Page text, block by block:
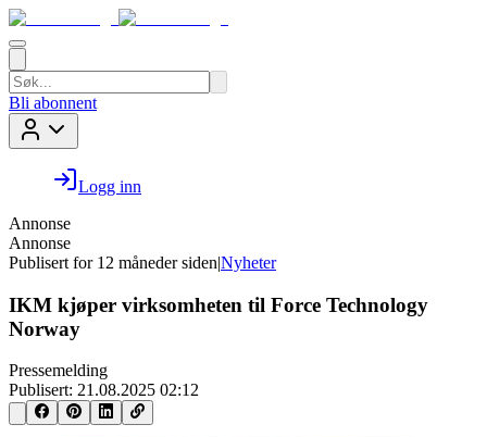
Bli abonnent
Logg inn
Annonse
Annonse
Publisert for 12 måneder siden|Nyheter
IKM kjøper virksomheten til Force Technology
Norway
Pressemelding
Publisert: 21.08.2025 02:12